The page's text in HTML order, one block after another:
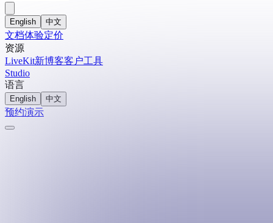
English 中文
文档体验定价
资源
LiveKit新博客客户工具
Studio
语言
English 中文
预约演示